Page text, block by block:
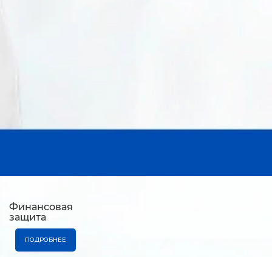
Финансовая
защита
ПОДРОБНЕЕ